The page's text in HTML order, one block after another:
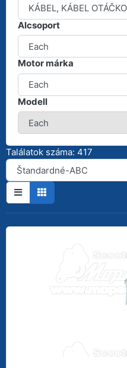
Alcsoport
Motor márka
Modell
Találatok száma: 417